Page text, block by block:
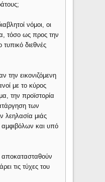
νόμοι, οι
τόσο ως προς την
διεθνές
την εικονιζόμενη
με το κύρος
την προϊστορία
των
λεηλασία μιάς
και υπό
αποκατασταθούν
τις τύχες του